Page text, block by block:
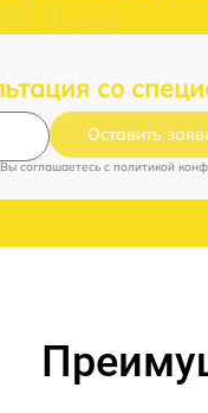
со
Оставить
соглашаетесь c политикой